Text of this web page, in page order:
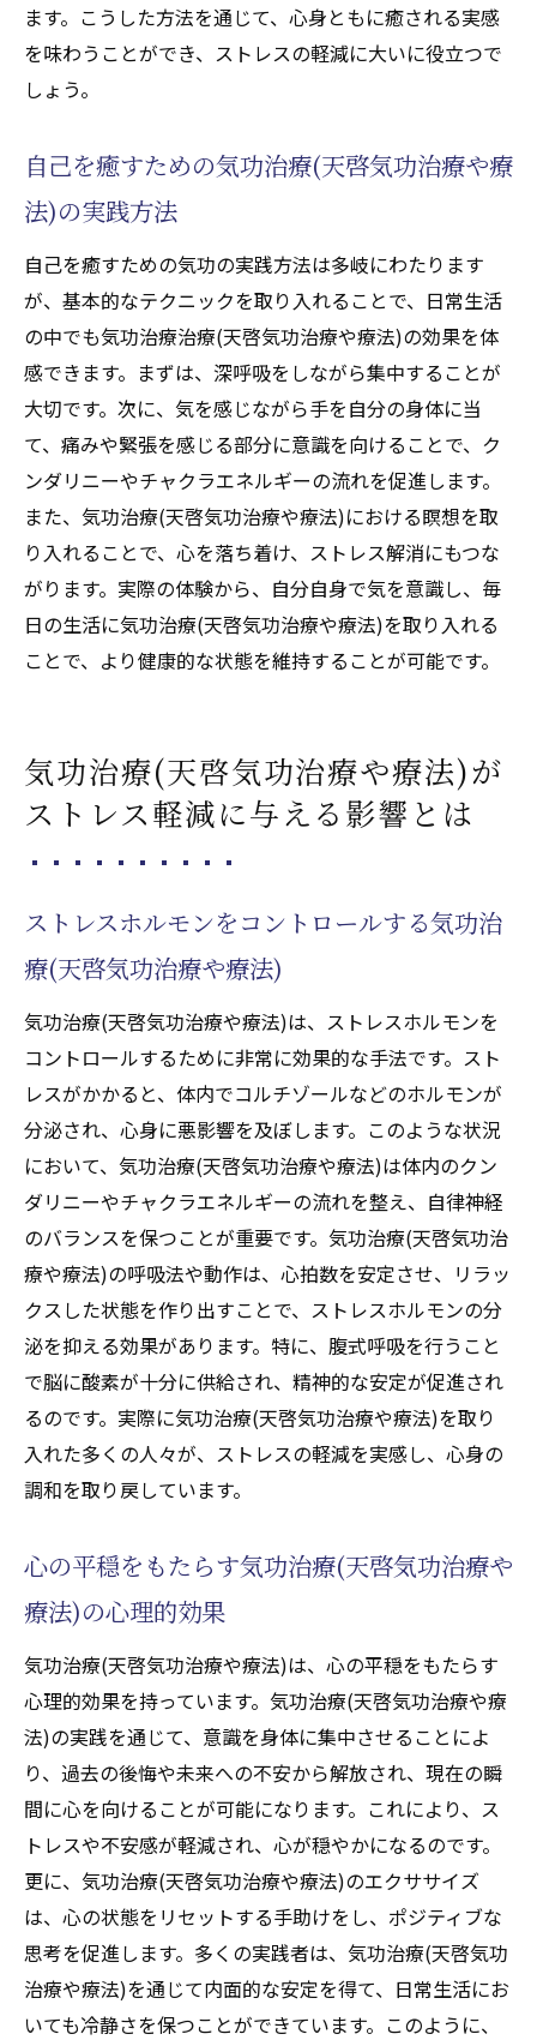
ます。こうした方法を通じて、心身ともに癒される実感
を味わうことができ、ストレスの軽減に大いに役立つで
しょう。
自己を癒すための気功治療(天啓気功治療や療
法)の実践方法
自己を癒すための気功の実践方法は多岐にわたります
が、基本的なテクニックを取り入れることで、日常生活
の中でも気功治療治療(天啓気功治療や療法)の効果を体
感できます。まずは、深呼吸をしながら集中することが
大切です。次に、気を感じながら手を自分の身体に当
て、痛みや緊張を感じる部分に意識を向けることで、ク
ンダリニーやチャクラエネルギーの流れを促進します。
また、気功治療(天啓気功治療や療法)における瞑想を取
り入れることで、心を落ち着け、ストレス解消にもつな
がります。実際の体験から、自分自身で気を意識し、毎
日の生活に気功治療(天啓気功治療や療法)を取り入れる
ことで、より健康的な状態を維持することが可能です。
気功治療(天啓気功治療や療法)が
ストレス軽減に与える影響とは
ストレスホルモンをコントロールする気功治
療(天啓気功治療や療法)
気功治療(天啓気功治療や療法)は、ストレスホルモンを
コントロールするために非常に効果的な手法です。スト
レスがかかると、体内でコルチゾールなどのホルモンが
分泌され、心身に悪影響を及ぼします。このような状況
において、気功治療(天啓気功治療や療法)は体内のクン
ダリニーやチャクラエネルギーの流れを整え、自律神経
のバランスを保つことが重要です。気功治療(天啓気功治
療や療法)の呼吸法や動作は、心拍数を安定させ、リラッ
クスした状態を作り出すことで、ストレスホルモンの分
泌を抑える効果があります。特に、腹式呼吸を行うこと
で脳に酸素が十分に供給され、精神的な安定が促進され
るのです。実際に気功治療(天啓気功治療や療法)を取り
入れた多くの人々が、ストレスの軽減を実感し、心身の
調和を取り戻しています。
心の平穏をもたらす気功治療(天啓気功治療や
療法)の心理的効果
気功治療(天啓気功治療や療法)は、心の平穏をもたらす
心理的効果を持っています。気功治療(天啓気功治療や療
法)の実践を通じて、意識を身体に集中させることによ
り、過去の後悔や未来への不安から解放され、現在の瞬
間に心を向けることが可能になります。これにより、ス
トレスや不安感が軽減され、心が穏やかになるのです。
更に、気功治療(天啓気功治療や療法)のエクササイズ
は、心の状態をリセットする手助けをし、ポジティブな
思考を促進します。多くの実践者は、気功治療(天啓気功
治療や療法)を通じて内面的な安定を得て、日常生活にお
いても冷静さを保つことができています。このように、